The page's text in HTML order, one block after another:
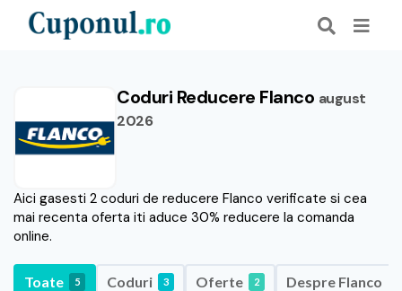
Coduri Reducere Flanco august
2026
Aici gasesti 2 coduri de reducere Flanco verificate si cea
mai recenta oferta iti aduce 30% reducere la comanda
online.
Toate 5 Coduri 3 Oferte 2 Despre Flanco